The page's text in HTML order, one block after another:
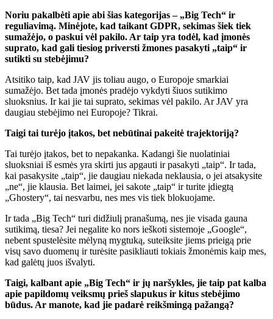
Noriu pakalbėti apie abi šias kategorijas – „Big Tech“ ir
reguliavimą. Minėjote, kad taikant GDPR, sekimas šiek tiek
sumažėjo, o paskui vėl pakilo. Ar taip yra todėl, kad įmonės
suprato, kad gali tiesiog priversti žmones pasakyti „taip“ ir
sutikti su stebėjimu?
Atsitiko taip, kad JAV jis toliau augo, o Europoje smarkiai
sumažėjo. Bet tada įmonės pradėjo vykdyti šiuos sutikimo
sluoksnius. Ir kai jie tai suprato, sekimas vėl pakilo. Ar JAV yra
daugiau stebėjimo nei Europoje? Tikrai.
Taigi tai turėjo įtakos, bet nebūtinai pakeitė trajektoriją?
Tai turėjo įtakos, bet to nepakanka. Kadangi šie nuolatiniai
sluoksniai iš esmės yra skirti jus apgauti ir pasakyti „taip“. Ir tada,
kai pasakysite „taip“, jie daugiau niekada neklausia, o jei atsakysite
„ne“, jie klausia. Bet laimei, jei sakote „taip“ ir turite įdiegtą
„Ghostery“, tai nesvarbu, nes mes vis tiek blokuojame.
Ir tada „Big Tech“ turi didžiulį pranašumą, nes jie visada gauna
sutikimą, tiesa? Jei negalite ko nors ieškoti sistemoje „Google“,
nebent spustelėsite mėlyną mygtuką, suteiksite jiems prieigą prie
visų savo duomenų ir turėsite pasikliauti tokiais žmonėmis kaip mes,
kad galėtų juos išvalyti.
Taigi, kalbant apie „Big Tech“ ir jų naršykles, jie taip pat kalba
apie papildomų veiksmų prieš slapukus ir kitus stebėjimo
būdus. Ar manote, kad jie padarė reikšmingą pažangą?